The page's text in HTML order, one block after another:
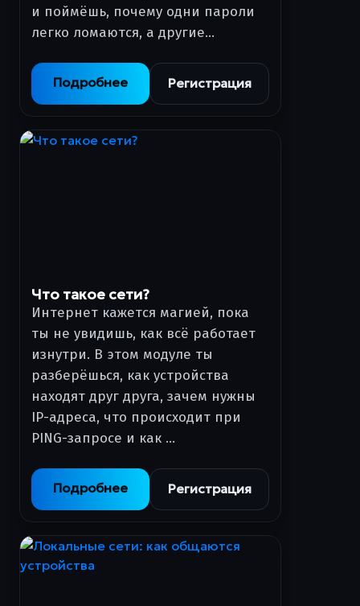
и поймёшь, почему одни пароли
легко ломаются, а другие…
Подробнее Регистрация
Что такое сети?
Интернет кажется магией, пока
ты не увидишь, как всё работает
изнутри. В этом модуле ты
разберёшься, как устройства
находят друг друга, зачем нужны
IP-адреса, что происходит при
PING-запросе и как …
Подробнее Регистрация